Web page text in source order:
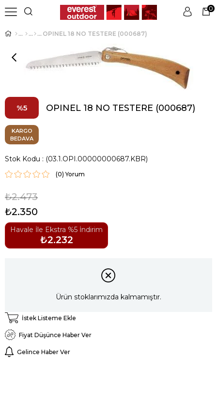
Üye Girişi Üye Ol
0
OPINEL 18 NO TESTERE (000687)
5 OPINEL 18 NO TESTERE (000687)
KARGO
BEDAVA
Stok Kodu (03.1.OPI.00000000687.KBR)
(0)
₺2.473
₺2.350
Havale İle Ekstra %5 İndirim
₺2.232
Ürün stoklarımızda kalmamıştır.
İstek Listeme Ekle
Fiyat Düşünce Haber Ver
Gelince Haber Ver